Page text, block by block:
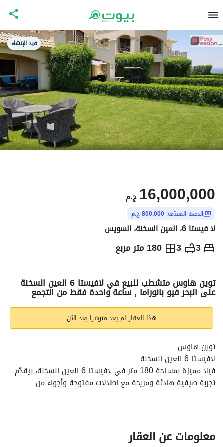
قيد الإنشاء
ج.م 16,000,000
الدفعة المقدّمة: 800,000 ج.م
لا فيستا 6، العين السخنة، السويس
3
3 180 متر مربع ج.م16,000,000
الاماكن القريبة توين هاوس متشطب للبيع في لافيستا 6 العين السخنة
على البحر فيو بانوراما , ساعة واحدة فقط من التجمع
هذا العقار لم يعد متوفرا بعد الآن
توين هاوس
لافيستا 6 العين السخنة
• إطلالة أوسع وأكثر وضوحًا بسبب الارتفاع
• خصوصية أعلى مقارنة بالشاليهات
معلومات عن العقار